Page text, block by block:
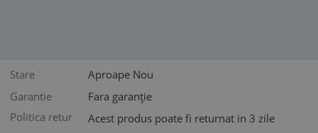
Stare
Aproape Nou
Garantie
Fara garanție
Politica retur
Acest produs poate fi returnat in 3 zile